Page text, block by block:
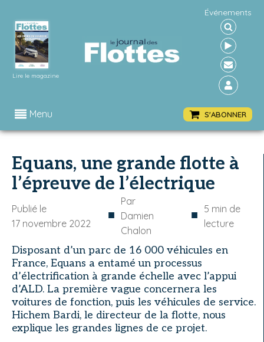
Lire le magazine
Événements
Menu S'ABONNER
Equans, une grande flotte à
l’épreuve de l’électrique
Publié le
17 novembre 2022
■
Par
Damien
Chalon
■ 5 min de
lecture
Disposant d’un parc de 16 000 véhicules en
France, Equans a entamé un processus
d’électrification à grande échelle avec l’appui
d’ALD. La première vague concernera les
voitures de fonction, puis les véhicules de service.
Hichem Bardi, le directeur de la flotte, nous
explique les grandes lignes de ce projet.